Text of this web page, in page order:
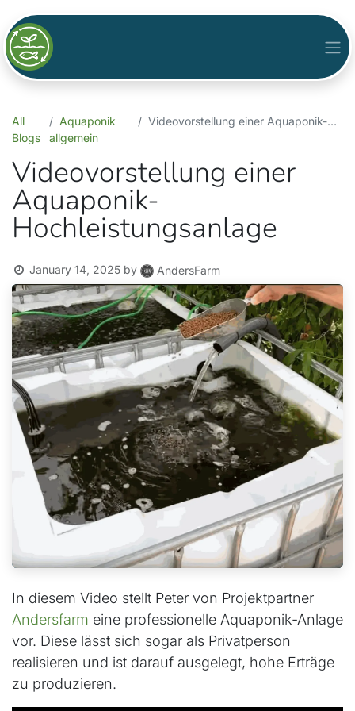
All
Blogs
Aquaponik
allgemein
Videovorstellung einer Aquaponik-Hochleistungsanlage
Videovorstellung einer
Aquaponik-
Hochleistungsanlage
January 14, 2025 by AndersFarm
In diesem Video stellt Peter von Projektpartner
Andersfarm eine professionelle Aquaponik-Anlage
vor. Diese lässt sich sogar als Privatperson
realisieren und ist darauf ausgelegt, hohe Erträge
zu produzieren.